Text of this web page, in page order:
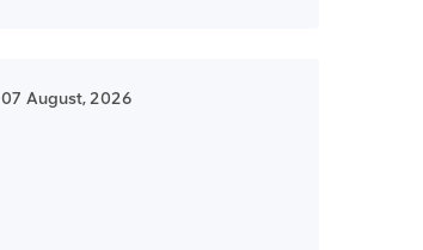
07 August, 2026